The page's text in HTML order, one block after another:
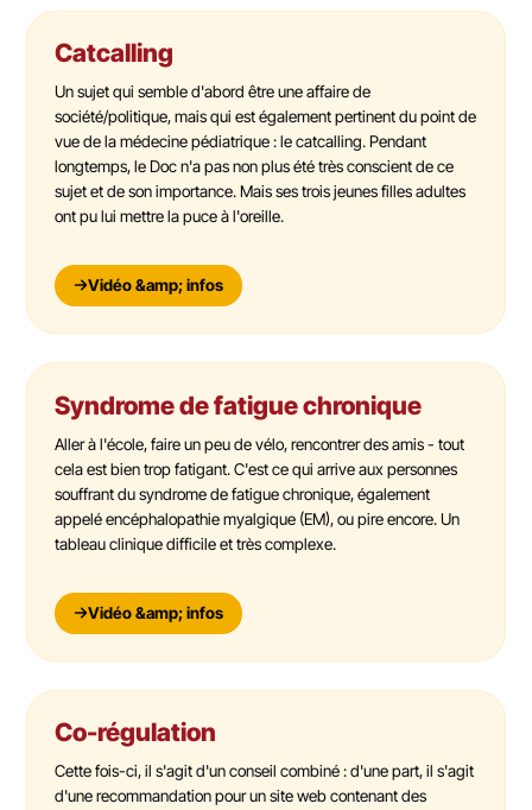
Catcalling
Un sujet qui semble d'abord être une affaire de
société/politique, mais qui est également pertinent du point de
vue de la médecine pédiatrique : le catcalling. Pendant
longtemps, le Doc n'a pas non plus été très conscient de ce
sujet et de son importance. Mais ses trois jeunes filles adultes
ont pu lui mettre la puce à l'oreille.
Vidéo &amp; infos
Syndrome de fatigue chronique
Aller à l'école, faire un peu de vélo, rencontrer des amis - tout
cela est bien trop fatigant. C'est ce qui arrive aux personnes
souffrant du syndrome de fatigue chronique, également
appelé encéphalopathie myalgique (EM), ou pire encore. Un
tableau clinique difficile et très complexe.
Vidéo &amp; infos
Co-régulation
Cette fois-ci, il s'agit d'un conseil combiné : d'une part, il s'agit
d'une recommandation pour un site web contenant des